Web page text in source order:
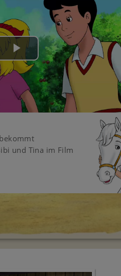
Play
Video
und Tina im Film